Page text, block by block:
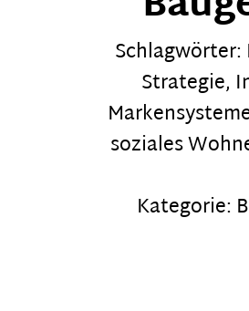
Schlagwörter:
Strategie,
soziales
Kategorie: